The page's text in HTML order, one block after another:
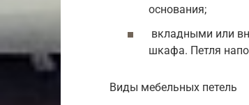
основания;
вкладными или
шкафа. Петля
Виды мебельных петель